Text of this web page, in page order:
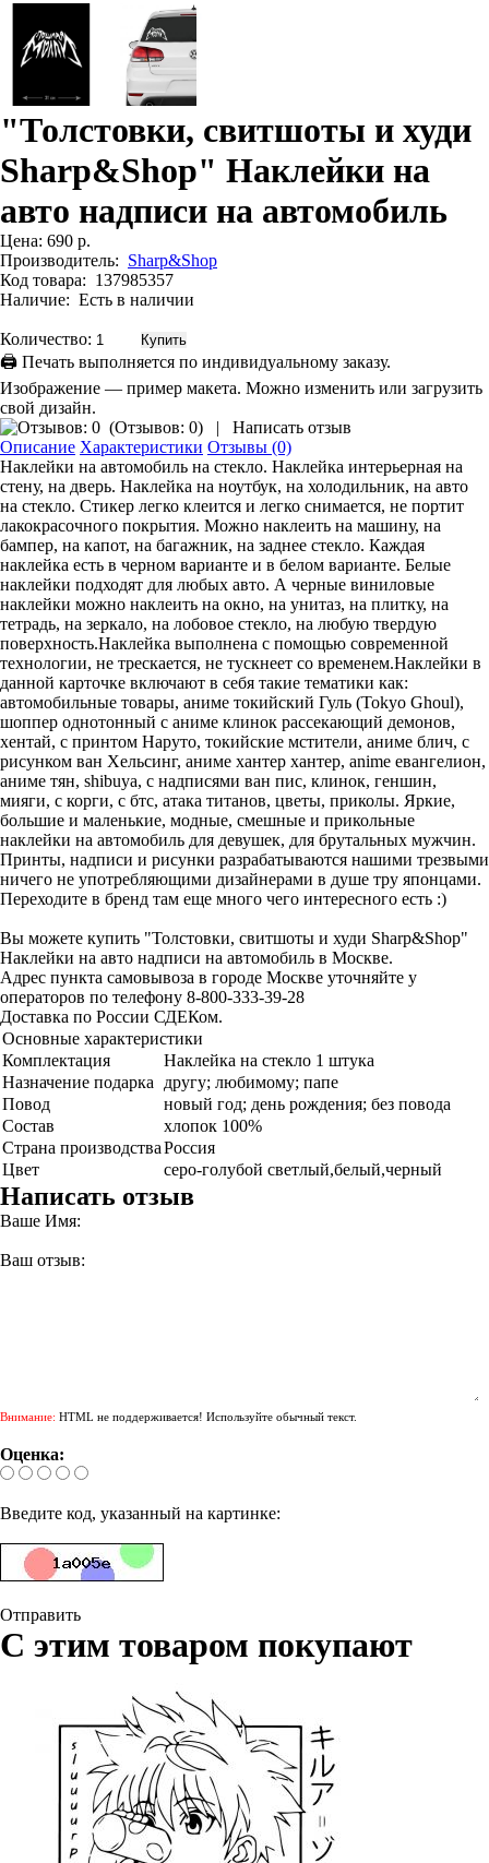
"Толстовки, свитшоты и худи
Sharp&Shop" Наклейки на
авто надписи на автомобиль
Цена: 690 р.
Производитель: Sharp&Shop
Код товара: 137985357
Наличие: Есть в наличии
Количество:
🖨 Печать выполняется по индивидуальному заказу.
Изображение — пример макета. Можно изменить или загрузить
свой дизайн.
(Отзывов: 0) |
Написать отзыв
Описание Характеристики Отзывы (0)
Наклейки на автомобиль на стекло. Наклейка интерьерная на
стену, на дверь. Наклейка на ноутбук, на холодильник, на авто
на стекло. Стикер легко клеится и легко снимается, не портит
лакокрасочного покрытия. Можно наклеить на машину, на
бампер, на капот, на багажник, на заднее стекло. Каждая
наклейка есть в черном варианте и в белом варианте. Белые
наклейки подходят для любых авто. А черные виниловые
наклейки можно наклеить на окно, на унитаз, на плитку, на
тетрадь, на зеркало, на лобовое стекло, на любую твердую
поверхность.Наклейка выполнена с помощью современной
технологии, не трескается, не тускнеет со временем.Наклейки в
данной карточке включают в себя такие тематики как:
автомобильные товары, аниме токийский Гуль (Tokyo Ghoul),
шоппер однотонный с аниме клинок рассекающий демонов,
хентай, с принтом Наруто, токийские мстители, аниме блич, с
рисунком ван Хельсинг, аниме хантер хантер, anime евангелион,
аниме тян, shibuya, с надписями ван пис, клинок, геншин,
мияги, с корги, с бтс, атака титанов, цветы, приколы. Яркие,
большие и маленькие, модные, смешные и прикольные
наклейки на автомобиль для девушек, для брутальных мужчин.
Принты, надписи и рисунки разрабатываются нашими трезвыми
ничего не употребляющими дизайнерами в душе тру японцами.
Переходите в бренд там еще много чего интересного есть :)
Вы можете купить "Толстовки, свитшоты и худи Sharp&Shop"
Наклейки на авто надписи на автомобиль в Москве.
Адрес пункта самовывоза в городе Москве уточняйте у
операторов по телефону 8-800-333-39-28
Доставка по России СДЕКом.
Основные характеристики
Комплектация
Наклейка на стекло 1 штука
Назначение подарка
другу; любимому; папе
Повод
новый год; день рождения; без повода
Состав
хлопок 100%
Страна производстваРоссия
Цвет
серо-голубой светлый,белый,черный
Написать отзыв
Ваше Имя:
Ваш отзыв:
Внимание: HTML не поддерживается! Используйте обычный текст.
Оценка:
Введите код, указанный на картинке:
Отправить
С этим товаром покупают